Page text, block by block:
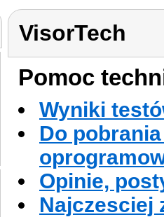
VisorTech
Pomoc
Wyniki
Do
Opinie,
Najczesciej